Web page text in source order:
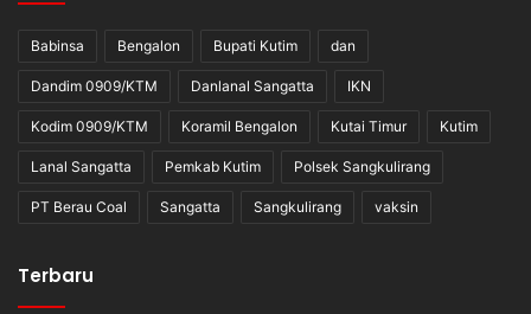
Babinsa Bengalon Bupati Kutim dan
Dandim 0909/KTM Danlanal Sangatta IKN
Kodim 0909/KTM Koramil Bengalon Kutai Timur Kutim
Lanal Sangatta Pemkab Kutim Polsek Sangkulirang
PT Berau Coal Sangatta Sangkulirang vaksin
Terbaru